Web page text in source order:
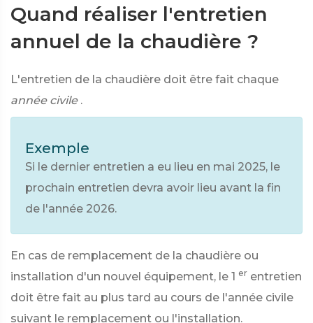
Quand réaliser l'entretien
annuel de la chaudière ?
L'entretien de la chaudière doit être fait chaque
année civile .
Exemple
Si le dernier entretien a eu lieu en mai 2025, le
prochain entretien devra avoir lieu avant la fin
de l'année 2026.
En cas de remplacement de la chaudière ou
installation d'un nouvel équipement, le 1 er entretien
doit être fait au plus tard au cours de l'année civile
suivant le remplacement ou l'installation.